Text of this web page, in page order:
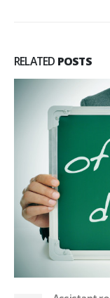
RELATED POSTS